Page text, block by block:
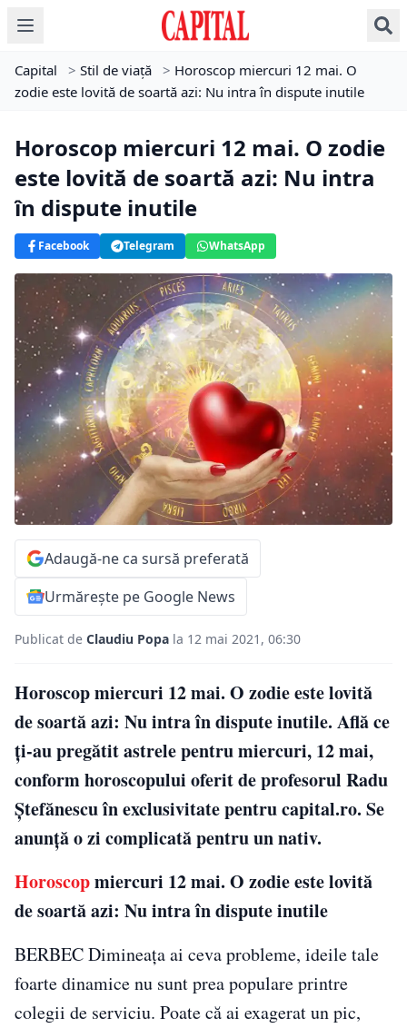
Capital > Stil de viață > Horoscop miercuri 12 mai. O
zodie este lovită de soartă azi: Nu intra în dispute inutile
Horoscop miercuri 12 mai. O zodie
este lovită de soartă azi: Nu intra
în dispute inutile
Facebook Telegram WhatsApp
Adaugă-ne ca sursă preferată
Urmărește pe Google News
Publicat de Claudiu Popa la 12 mai 2021, 06:30
Horoscop miercuri 12 mai. O zodie este lovită
de soartă azi: Nu intra în dispute inutile. Află ce
ți-au pregătit astrele pentru miercuri, 12 mai,
conform horoscopului oferit de profesorul Radu
Ștefănescu în exclusivitate pentru capital.ro. Se
anunță o zi complicată pentru un nativ.
Horoscopmiercuri 12 mai. O zodie este lovită
de soartă azi: Nu intra în dispute inutile
BERBEC Dimineaţa ai ceva probleme, ideile tale
foarte dinamice nu sunt prea populare printre
colegii de serviciu. Poate că ai exagerat un pic,